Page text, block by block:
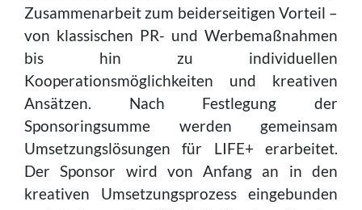
Zusammenarbeit zum beiderseitigen Vorteil –
von klassischen PR- und Werbemaßnahmen
bis hin zu individuellen
Kooperationsmöglichkeiten und kreativen
Ansätzen. Nach Festlegung der
Sponsoringsumme werden gemeinsam
Umsetzungslösungen für LIFE+ erarbeitet.
Der Sponsor wird von Anfang an in den
kreativen Umsetzungsprozess eingebunden